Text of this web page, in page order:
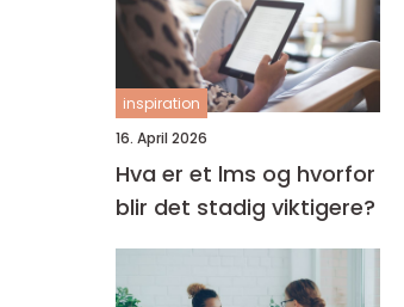
inspiration
16. April 2026
Hva er et lms og hvorfor
blir det stadig viktigere?